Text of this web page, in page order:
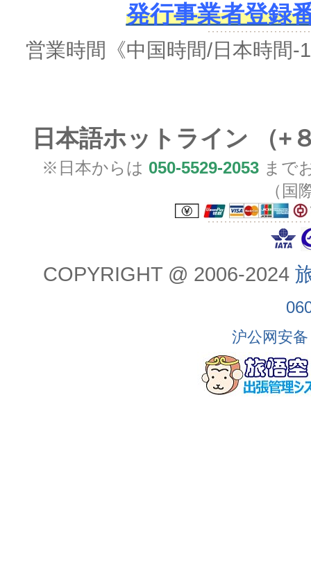
発行事業者登録
営業時間 《中国時間/日本時間-
日本語ホットライン （+
※日本からは 050-5529-2053 まで
（国
COPYRIGHT @ 2006-2024
沪公网安